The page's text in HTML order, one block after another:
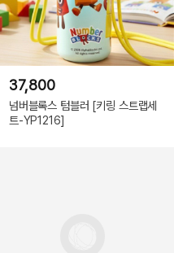
37,800
넘버블록스 텀블러 [키링 스트랩세
트-YP1216]